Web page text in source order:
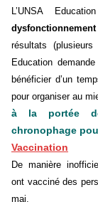
L’UNSA
dysfonctionnement
résultats
Education
bénéficier d’un
pour organiser au
à la portée
chronophage
Vaccination
De manière
ont vacciné des
mai.